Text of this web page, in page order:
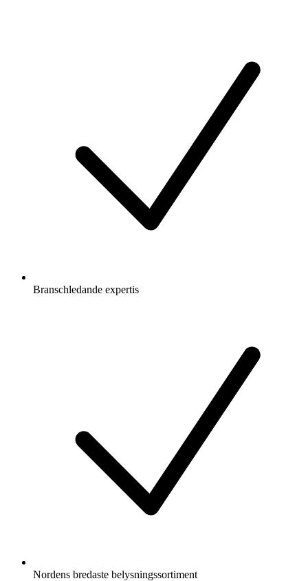
Branschledande expertis
Nordens bredaste belysningssortiment